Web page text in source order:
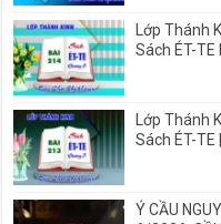
Lớp Thánh
Sách ÉT-
Lớp Thánh
Sách ÉT-
Ý CẦU